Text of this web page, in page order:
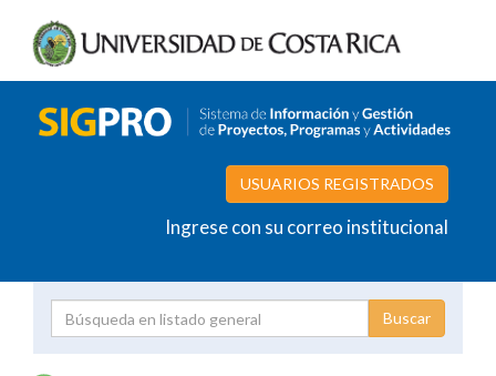
USUARIOS REGISTRADOS
Ingrese con su correo institucional